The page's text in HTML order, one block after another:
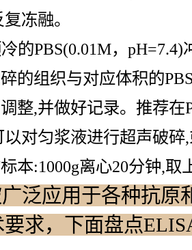
冻融。
的PBS(0.01M，
的组织与对应体积的
整,并做好记录。推荐
对匀浆液进行超声破
本:1000g离心20分钟,
泛应用于各种抗原
求，下面盘点